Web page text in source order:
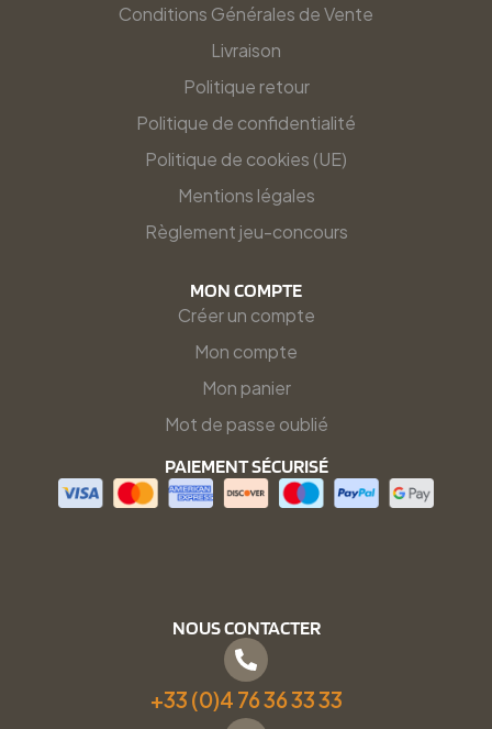
Conditions Générales de Vente
Livraison
Politique retour
Politique de confidentialité
Politique de cookies (UE)
Mentions légales
Règlement jeu-concours
MON COMPTE
Créer un compte
Mon compte
Mon panier
Mot de passe oublié
PAIEMENT SÉCURISÉ
NOUS CONTACTER
+33 (0)4 76 36 33 33